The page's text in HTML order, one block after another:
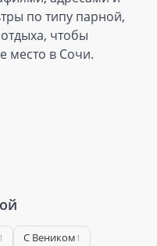
по типу парной,
чтобы
место в Сочи.
1 С Веником1